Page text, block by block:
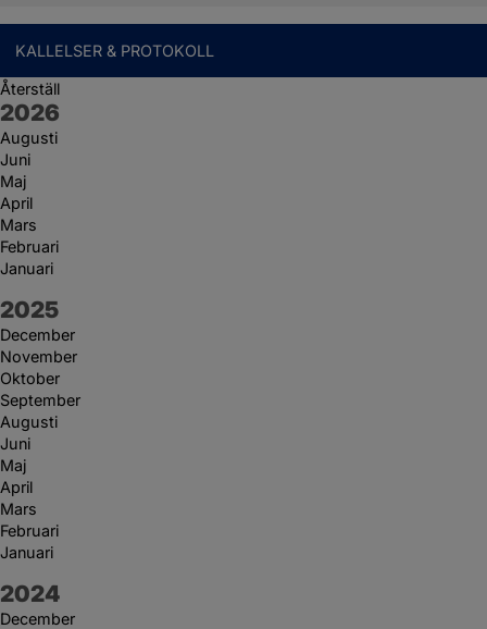
KALLELSER & PROTOKOLL
Återställ
År:
2026
Augusti
Juni
Maj
April
Mars
Februari
Januari
År:
2025
December
November
Oktober
September
Augusti
Juni
Maj
April
Mars
Februari
Januari
År:
2024
December